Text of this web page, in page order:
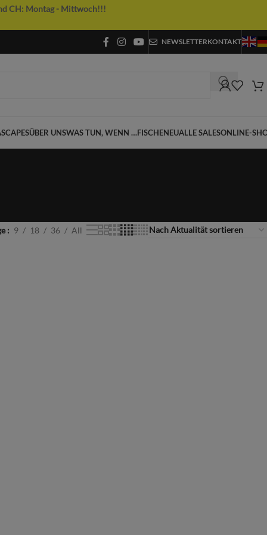
CH: Montag - Mittwoch!!!
NEWSLETTERKONTAKT
ÜBER UNSWAS TUN, WENN …FISCHENEUALLE SALESONLINE-
9 18 36 All